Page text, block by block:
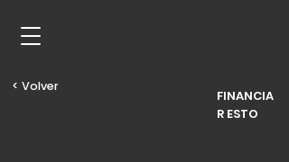
< Volver
FINANCIA
R ESTO